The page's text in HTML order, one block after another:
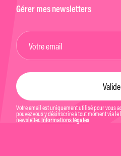
Gérer mes newsletters
Votre email est uniquement utilisé pour vous
pouvez vous y désinscrire à tout moment via
newsletter. Informations légales